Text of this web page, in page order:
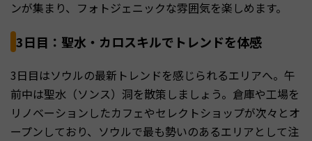
ンが集まり、フォトジェニックな雰囲気を楽しめます。
3日目：聖水・カロスキルでトレンドを体感
3日目はソウルの最新トレンドを感じられるエリアへ。午
前中は聖水（ソンス）洞を散策しましょう。倉庫や工場を
リノベーションしたカフェやセレクトショップが次々とオ
ープンしており、ソウルで最も勢いのあるエリアとして注